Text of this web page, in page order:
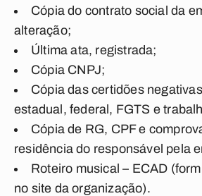
Cópia do contrato social da
alteração;
Última ata, registrada;
Cópia CNPJ;
Cópia das certidões
estadual, federal, FGTS e
Cópia de RG, CPF e
residência do responsável pela
Roteiro musical – ECAD
no site da organização).